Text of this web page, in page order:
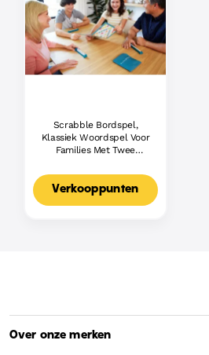
Scrabble Bordspel,
Klassiek Woordspel Voor
Families Met Twee
Voor 2-4 Spelers,
Nederlandse Editie
Verkooppunten
Over onze merken